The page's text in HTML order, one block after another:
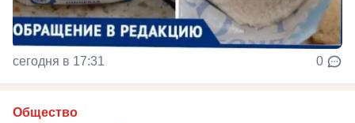
сегодня в 17:31 0
Общество